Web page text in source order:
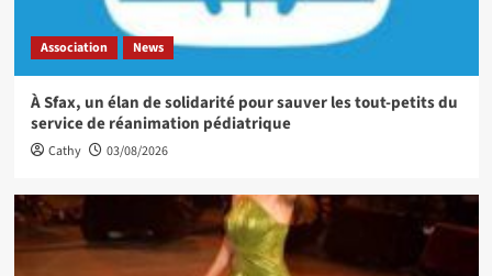
Association News
À Sfax, un élan de solidarité pour sauver les tout-petits du
service de réanimation pédiatrique
Cathy 03/08/2026